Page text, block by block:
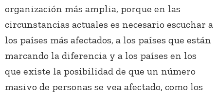
organización más amplia, porque en las
circunstancias actuales es necesario escuchar a
los países más afectados, a los países que están
marcando la diferencia y a los países en los
que existe la posibilidad de que un número
masivo de personas se vea afectado, como los